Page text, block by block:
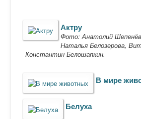
Актру
Фото: Анатолий
Наталья Белозерова,
Константин Белошапкин.
В мире
Белуха